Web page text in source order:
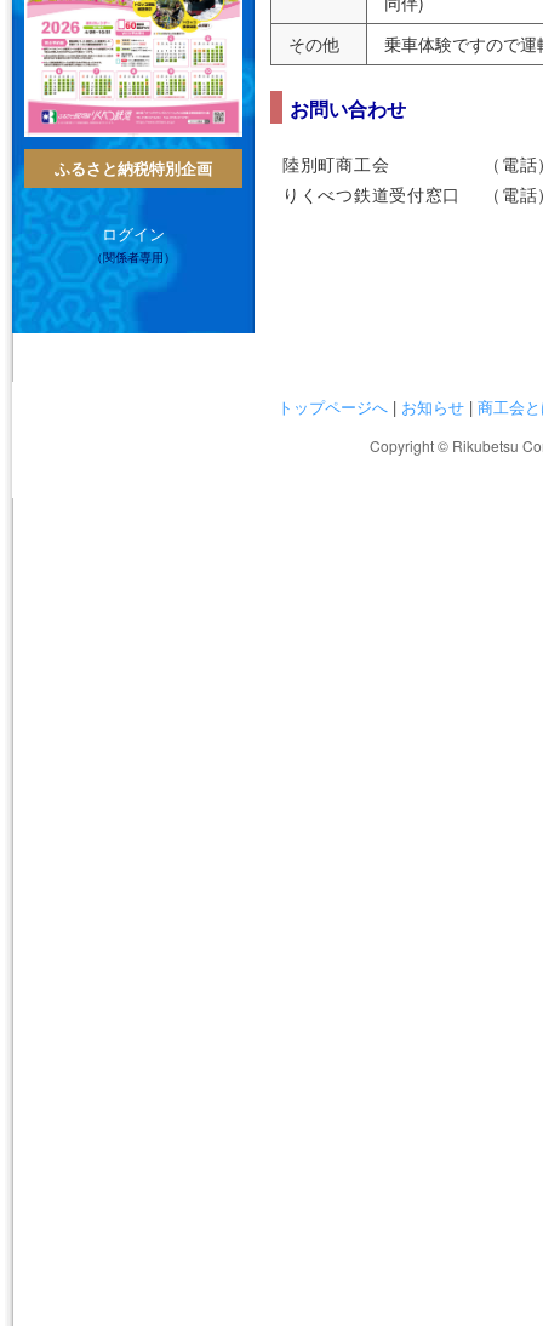
ふるさと納税特別企画
ログイン
（関係者専用）
その他
乗車体験ですので
お問い合わせ
陸別町商工会 （電話）
りくべつ鉄道受付窓口 （
トップページへ| お知らせ| 商工会
Copyright © Rikubetsu